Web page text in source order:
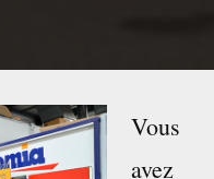
Vous
avez